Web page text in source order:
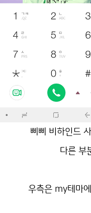
삐삐 비하인드
다른 부
우측은 my테마